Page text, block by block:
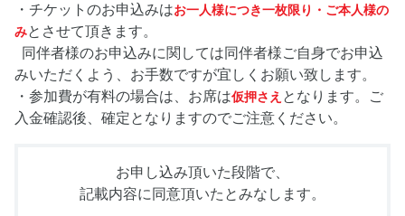
・チケットのお申込みはお一人様につき一枚限り・ご本人様の
みとさせて頂きます。
同伴者様のお申込みに関しては同伴者様ご自身でお申込
みいただくよう、お手数ですが宜しくお願い致します。
・参加費が有料の場合は、お席は仮押さえ となります。ご
入金確認後、確定となりますのでご注意ください。
お申し込み頂いた段階で、
記載内容に同意頂いたとみなします。